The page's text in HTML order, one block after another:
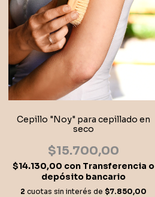
Cepillo "Noy" para cepillado en
seco
$15.700,00
$14.130,00 con Transferencia o
depósito bancario
2 cuotas sin interés de $7.850,00